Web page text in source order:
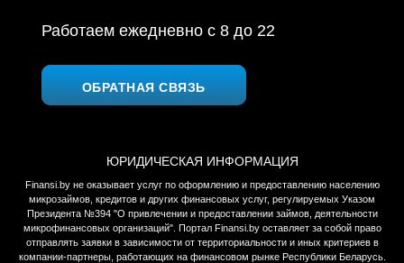
Работаем ежедневно c 8 до 22
ОБРАТНАЯ СВЯЗЬ
ЮРИДИЧЕСКАЯ ИНФОРМАЦИЯ
Finansi.by не оказывает услуг по оформлению и предоставлению населению
микрозаймов, кредитов и других финансовых услуг, регулируемых Указом
Президента №394 "О привлечении и предоставлении займов, деятельности
микрофинансовых организаций". Портал Finansi.by оставляет за собой право
отправлять заявки в зависимости от территориальности и иных критериев в
компании-партнеры, работающих на финансовом рынке Республики Беларусь.